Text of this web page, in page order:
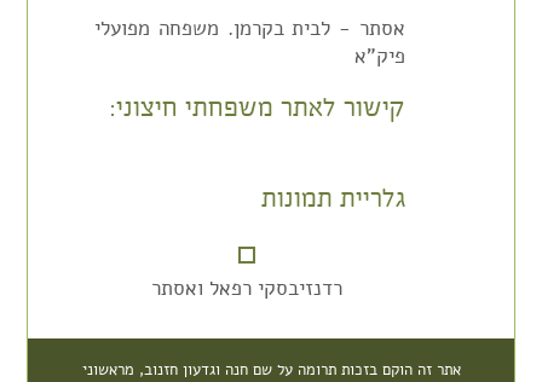
אסתר - לבית בקרמן. משפחה מפועלי
פיק"א
קישור לאתר משפחתי חיצוני:
גלריית תמונות
רדנזיבסקי רפאל ואסתר
אתר זה הוקם בזכות תרומה על שם חנה וגדעון חזנוב, מראשוני